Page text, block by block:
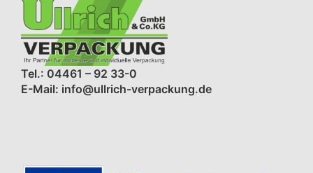
Tel.: 04461 – 92 33-0
E-Mail: info@ullrich-verpackung.de